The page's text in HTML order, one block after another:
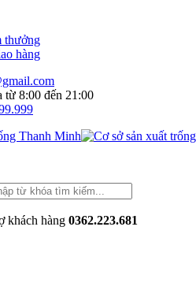
thưởng
hàng
từ 8:00 đến 21:00
khách hàng 0362.223.681